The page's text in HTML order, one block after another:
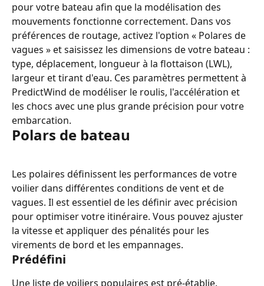
pour votre bateau afin que la modélisation des
mouvements fonctionne correctement. Dans vos
préférences de routage, activez l'option « Polares de
vagues » et saisissez les dimensions de votre bateau :
type, déplacement, longueur à la flottaison (LWL),
largeur et tirant d'eau. Ces paramètres permettent à
PredictWind de modéliser le roulis, l'accélération et
les chocs avec une plus grande précision pour votre
embarcation.
Polars de bateau
Les polaires définissent les performances de votre
voilier dans différentes conditions de vent et de
vagues. Il est essentiel de les définir avec précision
pour optimiser votre itinéraire. Vous pouvez ajuster
la vitesse et appliquer des pénalités pour les
virements de bord et les empannages.
Prédéfini
Une liste de voiliers populaires est pré-établie.